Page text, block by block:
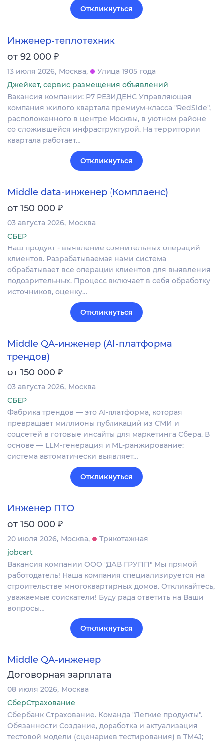
Откликнуться
Инженер-теплотехник
от 92 000 ₽
13 июля 2026 Москва
Улица 1905 года
Джейкет, сервис размещения объявлений
Вакансия компании: Р7 РЕЗИДЕНС Управляющая
компания жилого квартала премиум-класса "RedSide",
расположенного в центре Москвы, в уютном районе
со сложившейся инфраструктурой. На территории
квартала работает…
Откликнуться
Middle data-инженер (Комплаенс)
от 150 000 ₽
03 августа 2026 Москва
СБЕР
Наш продукт - выявление сомнительных операций
клиентов. Разрабатываемая нами система
обрабатывает все операции клиентов для выявления
подозрительных. Процесс включает в себя обработку
источников, оценку…
Откликнуться
Middle QA-инженер (AI-платформа
трендов)
от 150 000 ₽
03 августа 2026 Москва
СБЕР
Фабрика трендов — это AI-платформа, которая
превращает миллионы публикаций из СМИ и
соцсетей в готовые инсайты для маркетинга Сбера. В
основе — LLM-генерация и ML-ранжирование:
система автоматически выявляет…
Откликнуться
Инженер ПТО
от 150 000 ₽
20 июля 2026 Москва
Трикотажная
jobcart
Вакансия компании ООО "ДАВ ГРУПП" Мы прямой
работодатель! Наша компания специализируется на
строительстве многоквартирных домов. Откликайтесь,
уважаемые соискатели! Буду рада ответить на Ваши
вопросы…
Откликнуться
Middle QA-инженер
Договорная зарплата
08 июля 2026 Москва
СберСтрахование
Сбербанк Страхование. Команда "Легкие продукты".
Обязанности Создание, доработка и актуализация
тестовой модели (сценариев тестирования) в TM4J;